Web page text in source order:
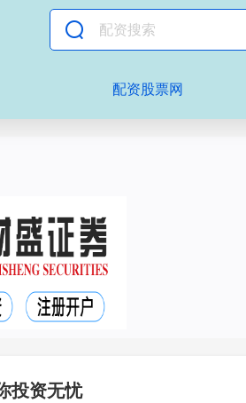
配资股票网
投资无忧